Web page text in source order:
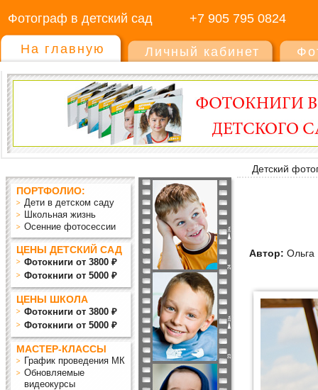
Фотограф в детский сад +7 905 795 0824
На главную Личный кабинет
Детский
ПОРТФОЛИО:
Дети в детском саду
Школьная жизнь
Осенние фотосессии
ЦЕНЫ ДЕТСКИЙ САД
Фотокниги от 3800 ₽
Фотокниги от 5000 ₽
ЦЕНЫ ШКОЛА
Фотокниги от 3800 ₽
Фотокниги от 5000 ₽
МАСТЕР-КЛАССЫ
График проведения МК
Обновляемые
видеокурсы
Автор: Ольга